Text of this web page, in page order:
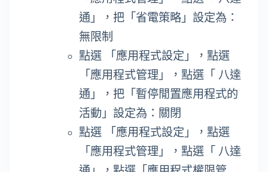
通」，把「省電策略」設定為：
無限制
點選 「應用程式設定」，點選
「應用程式管理」，點選「 八達
通」，把「暫停閒置應用程式的
活動」設定為：關閉
點選 「應用程式設定」，點選
「應用程式管理」，點選「 八達